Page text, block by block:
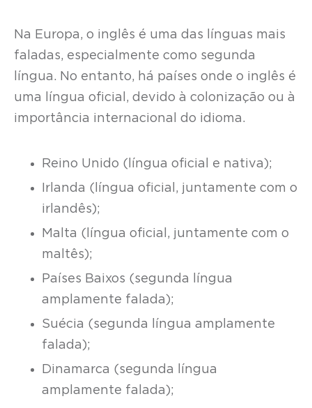
Na Europa, o inglês é uma das línguas mais
faladas, especialmente como segunda
língua. No entanto, há países onde o inglês é
uma língua oficial, devido à colonização ou à
importância internacional do idioma.
Reino Unido (língua oficial e nativa);
Irlanda (língua oficial, juntamente com o
irlandês);
Malta (língua oficial, juntamente com o
maltês);
Países Baixos (segunda língua
amplamente falada);
Suécia (segunda língua amplamente
falada);
Dinamarca (segunda língua
amplamente falada);